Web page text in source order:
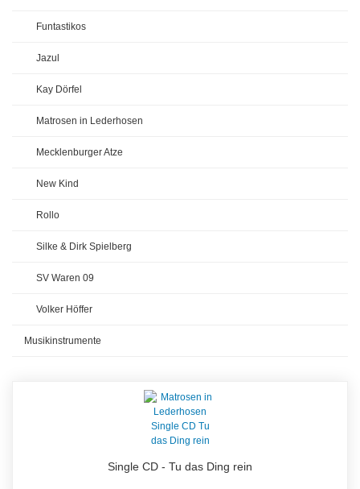
Funtastikos
Jazul
Kay Dörfel
Matrosen in Lederhosen
Mecklenburger Atze
New Kind
Rollo
Silke & Dirk Spielberg
SV Waren 09
Volker Höffer
Musikinstrumente
Single CD - Tu das Ding rein